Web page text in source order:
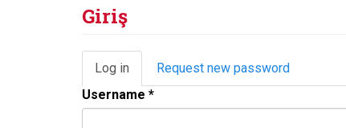
Giriş
Primary
tabs
Log in (active
tab)
Request new password
Username *